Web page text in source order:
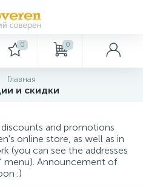
0 0
Главная
и скидки
and promotions
online store, as well as in
(you can see the addresses
menu). Announcement of
:)